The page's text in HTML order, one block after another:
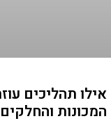
אילו תהליכים
המכונות